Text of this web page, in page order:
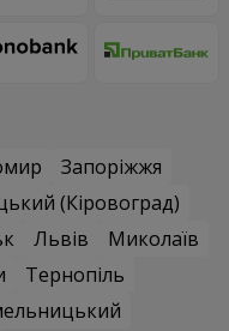
Запоріжжя
(Кіровоград)
Львів
Миколаїв
Тернопіль